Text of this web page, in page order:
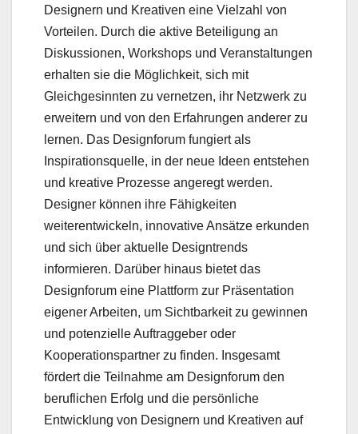
Designern und Kreativen eine Vielzahl von
Vorteilen. Durch die aktive Beteiligung an
Diskussionen, Workshops und Veranstaltungen
erhalten sie die Möglichkeit, sich mit
Gleichgesinnten zu vernetzen, ihr Netzwerk zu
erweitern und von den Erfahrungen anderer zu
lernen. Das Designforum fungiert als
Inspirationsquelle, in der neue Ideen entstehen
und kreative Prozesse angeregt werden.
Designer können ihre Fähigkeiten
weiterentwickeln, innovative Ansätze erkunden
und sich über aktuelle Designtrends
informieren. Darüber hinaus bietet das
Designforum eine Plattform zur Präsentation
eigener Arbeiten, um Sichtbarkeit zu gewinnen
und potenzielle Auftraggeber oder
Kooperationspartner zu finden. Insgesamt
fördert die Teilnahme am Designforum den
beruflichen Erfolg und die persönliche
Entwicklung von Designern und Kreativen auf